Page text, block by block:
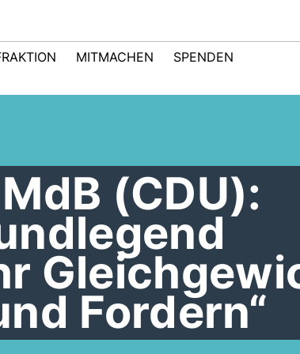
MITMACHEN SPENDEN
(CDU):
Fordern“